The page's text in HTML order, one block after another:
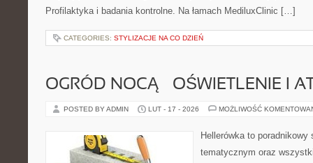
Profilaktyka i badania kontrolne. Na łamach MediluxClinic […]
CATEGORIES: STYLIZACJE NA CO DZIEŃ
OGRÓD NOCĄ – OŚWIETLENIE I
POSTED BY ADMIN LUT - 17 - 2026 MOŻLIWOŚĆ
Hellerówka to
tematycznym oraz